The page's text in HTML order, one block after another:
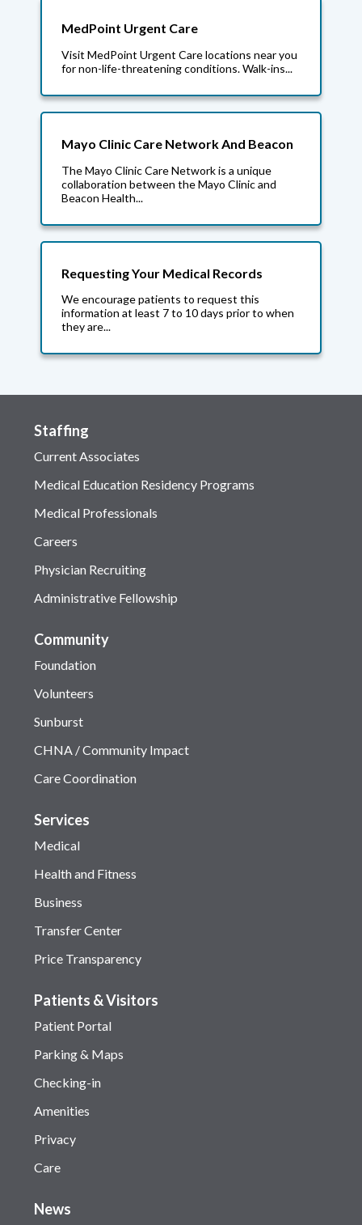
MedPoint Urgent Care
Visit MedPoint Urgent Care locations near you
for non-life-threatening conditions. Walk-ins...
Mayo Clinic Care Network And Beacon
The Mayo Clinic Care Network is a unique
collaboration between the Mayo Clinic and
Beacon Health...
Requesting Your Medical Records
We encourage patients to request this
information at least 7 to 10 days prior to when
they are...
Staffing
Current Associates
Medical Education Residency Programs
Medical Professionals
Careers
Physician Recruiting
Administrative Fellowship
Community
Foundation
Volunteers
Sunburst
CHNA / Community Impact
Care Coordination
Services
Medical
Health and Fitness
Business
Transfer Center
Price Transparency
Patients & Visitors
Patient Portal
Parking & Maps
Checking-in
Amenities
Privacy
Care
News